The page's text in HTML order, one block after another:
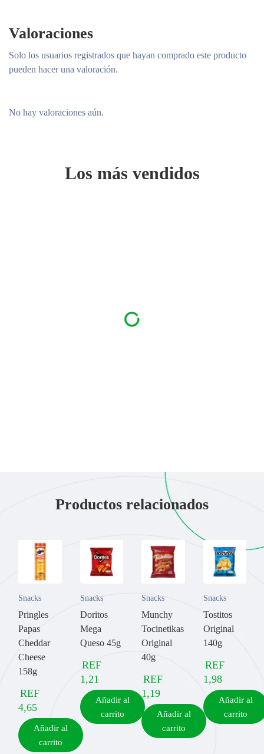
Valoraciones
No hay valoraciones aún.
Solo los usuarios registrados que hayan comprado este producto
pueden hacer una valoración.
Los más vendidos
Productos relacionados
Snacks
Pringles
Papas
Cheddar
Cheese
158g
REF
4,65
Añadir al
carrito
Snacks
Doritos
Mega
Queso 45g
REF
1,21
Añadir al
carrito
Snacks
Munchy
Tocinetikas
Original
40g
REF
1,19
Añadir al
carrito
Snacks
Tostitos
Original
140g
REF
1,98
Añadir al
carrito